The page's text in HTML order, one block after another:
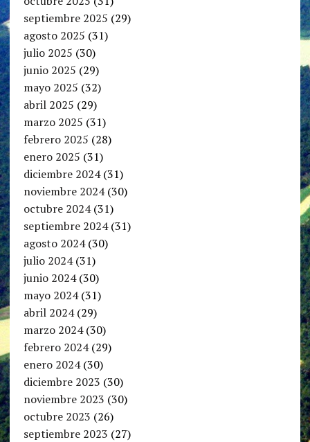
septiembre 2025 (29)
agosto 2025 (31)
julio 2025 (30)
junio 2025 (29)
mayo 2025 (32)
abril 2025 (29)
marzo 2025 (31)
febrero 2025 (28)
enero 2025 (31)
diciembre 2024(31)
noviembre 2024(30)
octubre 2024(31)
septiembre 2024(31)
agosto 2024(30)
julio 2024(31)
junio 2024(30)
mayo 2024(31)
abril 2024(29)
marzo 2024(30)
febrero 2024(29)
enero 2024(30)
diciembre 2023 (30)
noviembre 2023 (30)
octubre 2023 (26)
septiembre 2023 (27)